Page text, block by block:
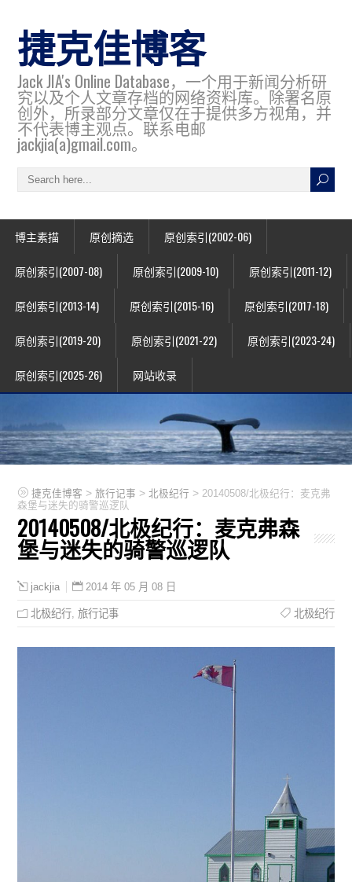
捷克佳博客
Jack JIA's Online Database，一个用于新闻分析研
究以及个人文章存档的网络资料库。除署名原
创外，所录部分文章仅在于提供多方视角，并
不代表博主观点。联系电邮
jackjia(a)gmail.com。
博主素描 原创摘选 原创索引(2002-06)
原创索引(2007-08) 原创索引(2009-10) 原创索引(2011-12)
原创索引(2013-14) 原创索引(2015-16) 原创索引(2017-18)
原创索引(2019-20) 原创索引(2021-22) 原创索引(2023-24)
原创索引(2025-26) 网站收录
捷克佳博客 >旅行记事 > 北极纪行 > 20140508/北极纪行：麦克弗
森堡与迷失的骑警巡逻队
20140508/北极纪行：麦克弗森
堡与迷失的骑警巡逻队
jackjia 2014 年 05 月 08 日
北极纪行 ,旅行记事 北极纪行